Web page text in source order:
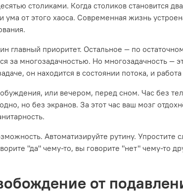
столиками. Когда столиков становится
ума от этого хаоса. Современная жизнь
приоритет. Остальное — по
за многозадачностью. Но многозадачность —
он находится в состоянии потока, и
или вечером, перед сном. Час без
но без экранов. За этот час ваш мозг
Автоматизируйте рутину.
"да" чему-то, вы говорите "нет" чему-то
от